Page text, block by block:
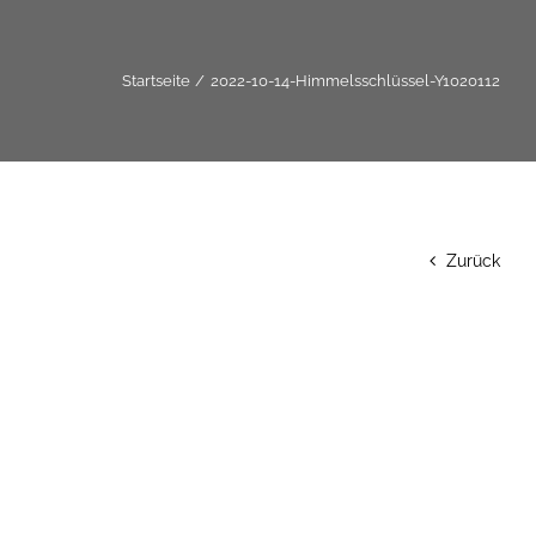
Startseite 2022-10-14-Himmelsschlüssel-Y1020112
Zurück